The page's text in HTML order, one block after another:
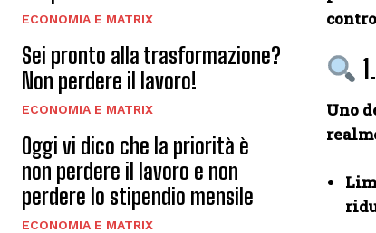
ECONOMIA E MATRIX
Sei pronto alla trasformazione?
Non perdere il lavoro!
ECONOMIA E MATRIX
Oggi vi dico che la priorità è
non perdere il lavoro e non
perdere lo stipendio mensile
ECONOMIA E MATRIX
Uno